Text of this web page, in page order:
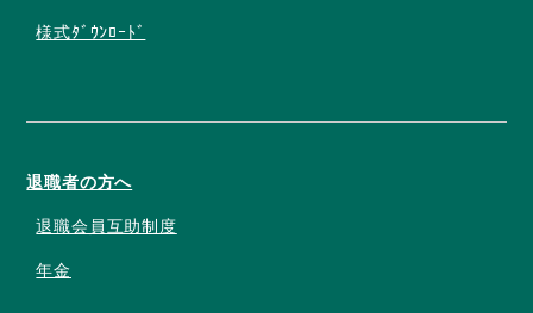
様式ﾀﾞｳﾝﾛｰﾄﾞ
退職者の方へ
退職会員互助制度
年金